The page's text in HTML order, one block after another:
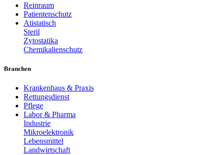
Reinraum
Patientenschutz
Atistatisch
Steril
Zytostatika
Chemikalienschutz
Branchen
Krankenhaus & Praxis
Rettungsdienst
Pflege
Labor & Pharma
Industrie
Mikroelektronik
Lebensmittel
Landwirtschaft